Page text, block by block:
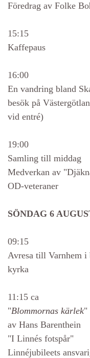
Föredrag av Folke
15:15
Kaffepaus
16:00
En vandring bland
besök på
vid entré)
19:00
Samling till middag
Medverkan av
OD-veteraner
SÖNDAG 6
09:15
Avresa till Varnhem
kyrka
11:15 ca
"Blommornas kärlek"
av Hans Barenthein
"I Linnés fotspår"
Linnéjubileets